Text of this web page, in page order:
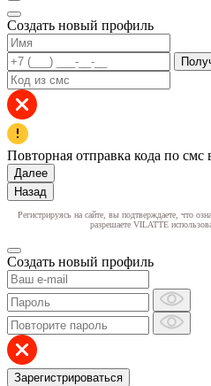
Создать новый профиль
Повторная отправка кода по смс
Далее
Назад
Регистрируясь на сайте, вы подтверждаете, что
разрешаете VILATTE
Создать новый профиль
Зарегистрироваться